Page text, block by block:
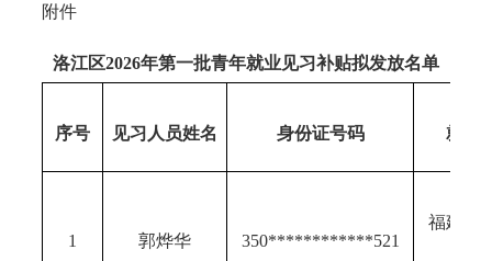
附件
洛江区2026年第一批青年就业见习补贴拟发放名单
序号 见习人员姓名 身份证号码 就业
1 郭烨华 350************521
福建省